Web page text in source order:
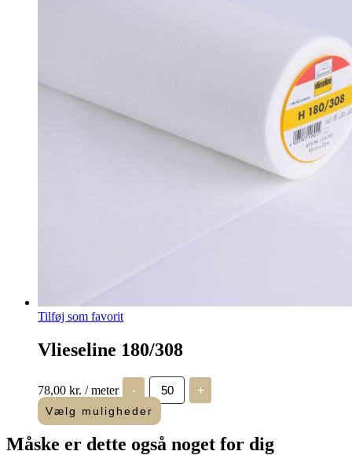
Tilføj som favorit
Vlieseline 180/308
78,00 kr. / meter -
Vlieseline
180/308
antal
+
Vælg muligheder
Måske er dette også noget for dig